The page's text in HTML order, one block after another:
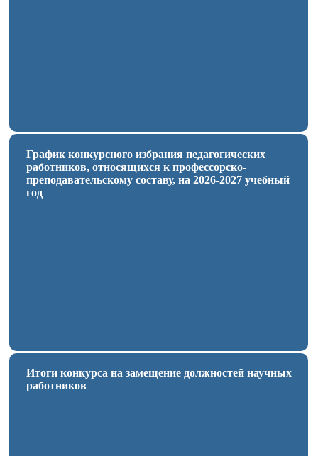
График конкурсного избрания педагогических
работников, относящихся к профессорско-
преподавательскому составу, на 2026-2027 учебный
год
Итоги конкурса на замещение должностей научных
работников